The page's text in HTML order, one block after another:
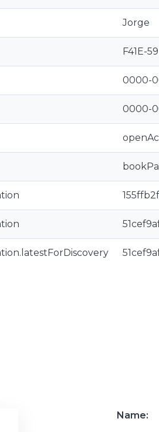
Jorge
F41E-
0000-
0000-
Name: